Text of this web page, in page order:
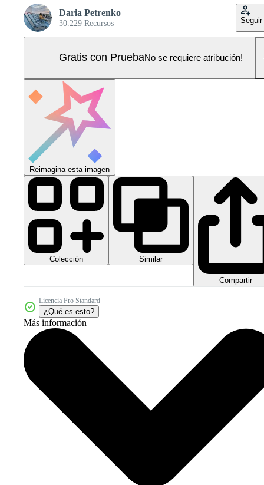
Daria Petrenko
30.229 Recursos Seguir
Gratis con PruebaNo se requiere atribución!
Reimagina esta imagen
Colección Similar
Compartir
Licencia Pro Standard
¿Qué es esto?
Más información